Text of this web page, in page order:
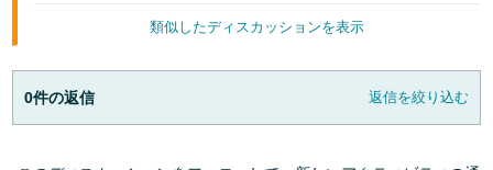
類似したディスカッションを表示
0件の返信 返信を絞り込む